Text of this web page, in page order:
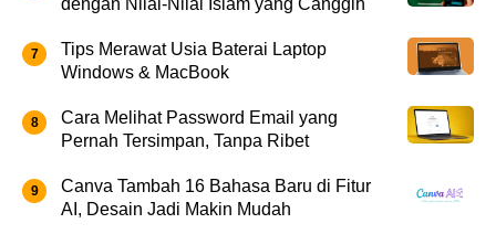
Tips Merawat Usia Baterai Laptop
Windows & MacBook
Cara Melihat Password Email yang
Pernah Tersimpan, Tanpa Ribet
Canva Tambah 16 Bahasa Baru di Fitur
AI, Desain Jadi Makin Mudah